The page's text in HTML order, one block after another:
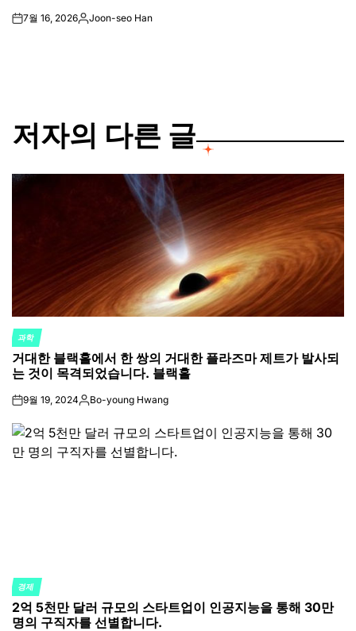
on7월 16, 2026Posted
Joon-seo Han
저자의 다른 글
POSTED
IN
과학
거대한 블랙홀에서 한 쌍의 거대한 플라즈마 제트가 발사되
는 것이 목격되었습니다. 블랙홀
on9월 19, 2024Posted
Bo-young Hwang
POSTED
IN
경제
2억 5천만 달러 규모의 스타트업이 인공지능을 통해 30만
명의 구직자를 선별합니다.